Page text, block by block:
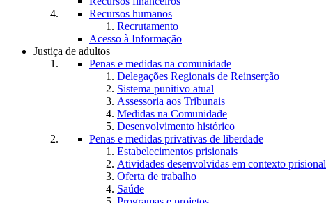
Recursos humanos
Recrutamento
Acesso à Informação
Justiça de adultos
Penas e medidas na comunidade
Delegações Regionais de Reinserção
Sistema punitivo atual
Assessoria aos Tribunais
Medidas na Comunidade
Desenvolvimento histórico
Penas e medidas privativas de liberdade
Estabelecimentos prisionais
Atividades desenvolvidas em contexto prisional
Oferta de trabalho
Saúde